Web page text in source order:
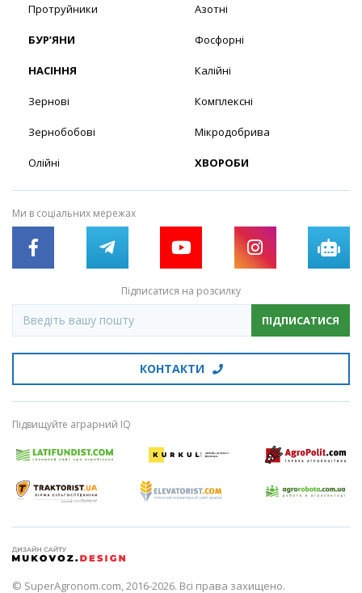
Протруйники
БУР’ЯНИ
НАСІННЯ
Зернові
Зернобобові
Олійні
Азотні
Фосфорні
Калійні
Комплексні
Мікродобрива
ХВОРОБИ
Ми в соціальних мережах
Підписатися на розсилку
ПІДПИСАТИСЯ
КОНТАКТИ
Підвищуйте аграрний IQ
© SuperAgronom.com, 2016-2026. Всі права захищено.